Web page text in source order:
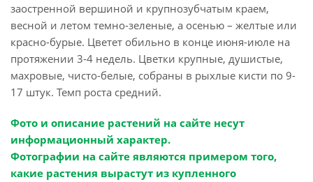
заостренной вершиной и крупнозубчатым краем,
весной и летом темно-зеленые, а осенью – желтые или
красно-бурые. Цветет обильно в конце июня-июле на
протяжении 3-4 недель. Цветки крупные, душистые,
махровые, чисто-белые, собраны в рыхлые кисти по 9-
17 штук. Темп роста средний.
Фото и описание растений на сайте несут
информационный характер.
Фотографии на сайте являются примером того,
какие растения вырастут из купленного